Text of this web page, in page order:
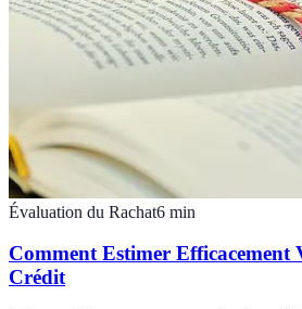
Évaluation du Rachat6 min
Comment Estimer Efficacement
Crédit